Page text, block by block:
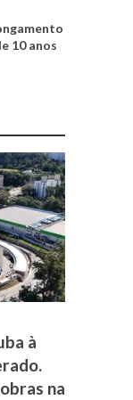
10 anos
à
na